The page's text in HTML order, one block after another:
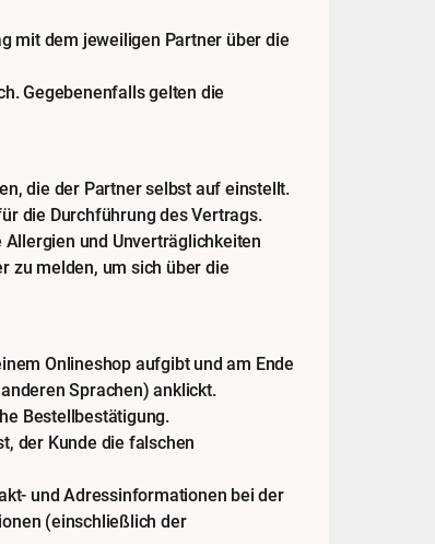
mit dem jeweiligen Partner über die
Gegebenenfalls gelten die
die der Partner selbst auf einstellt.
die Durchführung des Vertrags.
und Unverträglichkeiten
zu melden, um sich über die
Onlineshop aufgibt und am Ende
Sprachen) anklickt.
Bestellbestätigung.
der Kunde die falschen
und Adressinformationen bei der
(einschließlich der